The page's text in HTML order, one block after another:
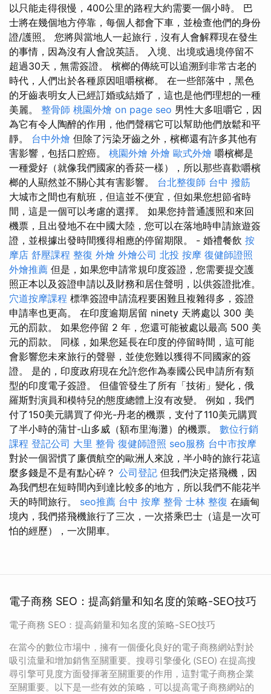
以只能走得很慢，400公里的路程大約需要一個小時。 巴
士將在幾個地方停靠，每個人都會下車，並檢查他們的身份
證/護照。 您將與當地人一起旅行，沒有人會解釋現在發生
的事情，因為沒有人會說英語。 入境、出境或過境停留不
超過30天，無需簽證。 檳榔的傳統可以追溯到非常古老的
時代，人們出於各種原因咀嚼檳榔。 在一些部落中，黑色
的牙齒表明女人已經訂婚或結婚了，這也是他們理想的一種
美麗。 整骨師 桃園外燴 on page seo 男性大多咀嚼它，因
為它有令人陶醉的作用，他們聲稱它可以幫助他們放鬆和平
靜。 台中外燴 但除了污染牙齒之外，檳榔還有許多其他有
害影響，包括口腔癌。 桃園外燴 外燴 歐式外燴 嚼檳榔是
一種愛好（就像我們國家的香菸一樣），所以那些喜歡嚼檳
榔的人顯然並不關心其有害影響。 台北整復師 台中 撥筋
大城市之間也有航班，但這並不便宜，但如果您想節省時
間，這是一個可以考慮的選擇。 如果您持普通護照和來回
機票，且出發地不在中國大陸，您可以在落地時申請旅遊簽
證，並根據出發時間獲得相應的停留期限。 - 婚禮餐飲 按
摩店 舒壓課程 整復 外燴 外燴公司 北投 按摩 復健師證照
外燴推薦 但是，如果您申請常規印度簽證，您需要提交護
照正本以及簽證申請以及財務和居住聲明，以供簽證批准。
穴道按摩課程 標準簽證申請流程要困難且複雜得多，簽證
申請率也更高。 在印度逾期居留 ninety 天將處以 300 美
元的罰款。 如果您停留 2 年，您還可能被處以最高 500 美
元的罰款。 同樣，如果您延長在印度的停留時間，這可能
會影響您未來旅行的聲譽，並使您難以獲得不同國家的簽
證。 是的，印度政府現在允許您作為泰國公民申請所有類
型的印度電子簽證。 但儘管發生了所有「技術」變化，俄
羅斯對演員和模特兒的態度總體上沒有改變。 例如，我們
付了150美元購買了仰光-丹老的機票，支付了110美元購買
了半小時的蒲甘-山多威（額布里海灘）的機票。 數位行銷
課程 登記公司 大里 整骨 復健師證照 seo服務 台中市按摩
對於一個習慣了廉價航空的歐洲人來說，半小時的旅行花這
麼多錢是不是有點心碎？ 公司登記 但我們決定搭飛機，因
為我們想在短時間內到達比較多的地方，所以我們不能花半
天的時間旅行。 seo推薦 台中 按摩 整骨 士林 整復 在緬甸
境內，我們搭飛機旅行了三次，一次搭乘巴士（這是一次可
怕的經歷），一次開車。
電子商務 SEO：提高銷量和知名度的策略-SEO技巧
電子商務 SEO：提高銷量和知名度的策略-SEO技巧
在當今的數位市場中，擁有一個優化良好的電子商務網站對於
吸引流量和增加銷售至關重要。搜尋引擎優化 (SEO) 在提高搜
尋引擎可見度方面發揮著至關重要的作用，這對電子商務企業
至關重要。以下是一些有效的策略，可以提高電子商務網站的